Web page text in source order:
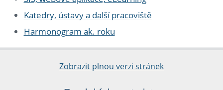
Katedry, ústavy a další pracoviště
Harmonogram ak. roku
Zobrazit plnou verzi stránek